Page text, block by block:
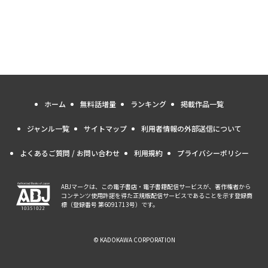
ホーム 無料話増量 ランキング 掲載作品一覧
ジャンル一覧 サイトマップ 利用者情報の外部送信について
よくあるご質問 / お問い合わせ 利用規約 プライバシーポリシー
ABJマークは、この電子書店・電子書籍配信サービスが、著作権者から
コンテンツ使用許諾を得た正規版配信サービスであることを示す登録商
標（登録番号 第6091713号）です。
© KADOKAWA CORPORATION